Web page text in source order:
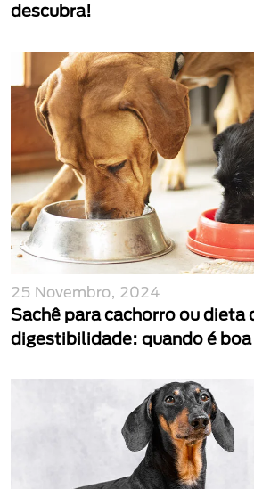
descubra!
25 Novembro, 2024
Sachê para cachorro ou dieta
digestibilidade: quando é